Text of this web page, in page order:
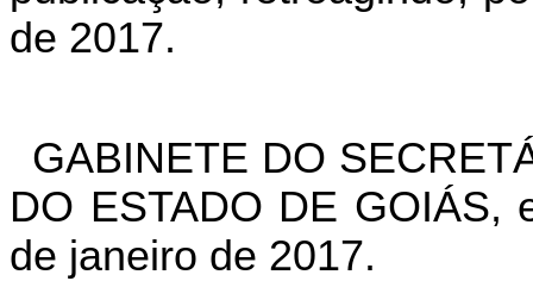
de 2017.
GABINETE DO
DO ESTADO DE GOIÁS,
de janeiro de 2017.